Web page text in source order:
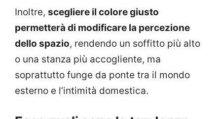
Inoltre, scegliere il colore giusto
permetterà di modificare la percezione
dello spazio, rendendo un soffitto più alto
o una stanza più accogliente, ma
soprattutto funge da ponte tra il mondo
esterno e l’intimità domestica.